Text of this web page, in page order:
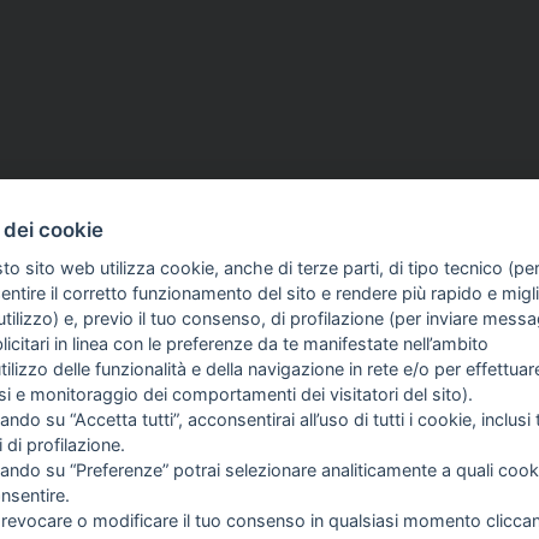
ed aventi la seguente natura: dispositivi medici e dispositivi medico – diagnostici in
e quant’altro) non hanno carattere né natura di pubblicità. Tutti i contenuti
in fase di preacquisto i prodotti venduti da RAM Apparecchi Medicali srl attraverso
SULL'AZIENDA
SIAMO
GUIDA AGLI ACQUISTI
PROCEDURA DI ACQUISTO
DIRITTO DI RECESSO
GESTIONE RESI
dei cookie
sito web utilizza cookie, anche di terze parti, di tipo tecnico (per
il corretto funzionamento del sito e rendere più rapido e
e, previo il tuo consenso, di profilazione (per inviare
in linea con le preferenze da te manifestate nell’ambito
delle funzionalità e della navigazione in rete e/o per
e monitoraggio dei comportamenti dei visitatori del sito).
su “Accetta tutti”, acconsentirai all’uso di tutti i cookie, inclusi
di profilazione.
su “Preferenze” potrai selezionare analiticamente a quali
revocare o modificare il tuo consenso in qualsiasi momento